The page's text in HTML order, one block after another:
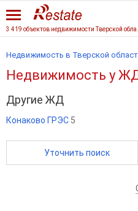
Недвижимость в Тверской
Недвижимость у
Другие ЖД
Конаково ГРЭС 5
Уточнить поиск